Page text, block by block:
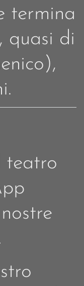
termina
quasi di
teatro